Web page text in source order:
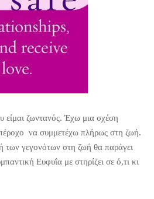
είμαι ζωντανός. Έχω μια σχέση
να συμμετέχω πλήρως στη ζωή.
γεγονότων στη ζωή θα παράγει
Ευφυΐα με στηρίζει σε ό,τι κι